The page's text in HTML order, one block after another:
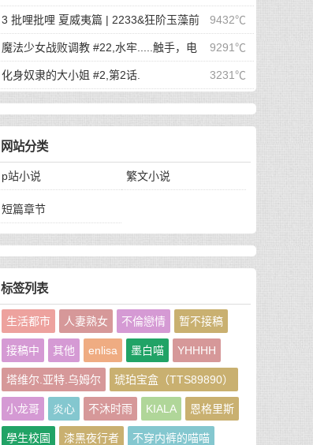
9432℃
3 批哩批哩 夏威夷篇 | 2233&狂阶玉藻前
篇 9291℃
魔法少女战败调教 #22,水牢.....触手，电
击，冰块，高潮寸止.....我在干什么啊我 3231℃
化身奴隶的大小姐 #2,第2话.
网站分类
p站小说 繁文小说
短篇章节
标签列表
生活都市 人妻熟女 不倫戀情 暂不接稿
接稿中 其他 enlisa 墨白喵 YHHHH
塔维尔.亚特.乌姆尔 琥珀宝盒（TTS89890）
小龙哥 炎心 不沐时雨 KIALA 恩格里斯
學生校園 漆黑夜行者 不穿内裤的喵喵